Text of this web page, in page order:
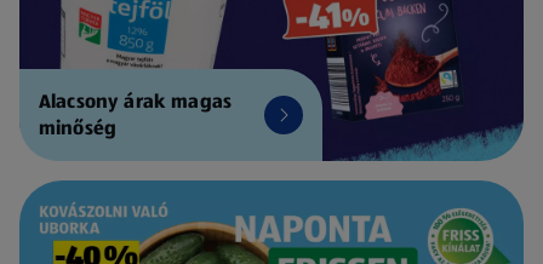
Alacsony árak magas
minőség